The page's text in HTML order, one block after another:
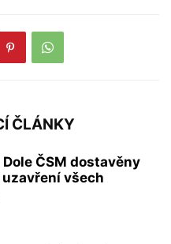
ČLÁNKY
Dole ČSM dostavěny
všech